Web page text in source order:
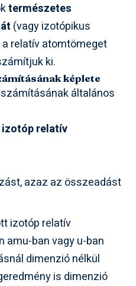
természetes
(vagy izotópikus
relatív atomtömeget
ki.
képlete
általános
relatív
azaz az összeadást
izotóp relatív
amu-ban vagy u-ban
dimenzió nélkül
is dimenzió